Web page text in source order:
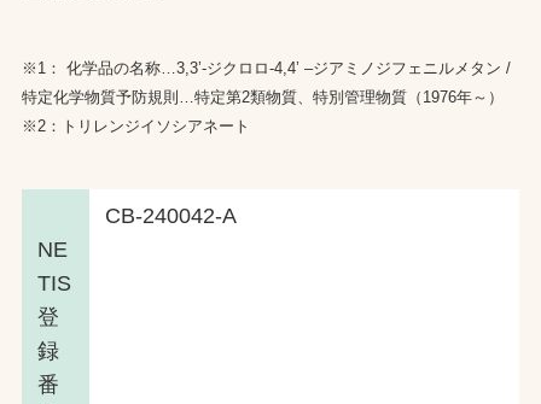
プライバシーポリシー
文字の見えづらさや操作にお困りの方へ
※1： 化学品の名称…3,3’-ジクロロ-4,4’ –ジアミノジフェニルメタン /
特定化学物質予防規則…特定第2類物質、特別管理物質（1976年～）
※2：トリレンジイソシアネート
NE
TIS
登
録
番
CB-240042-A